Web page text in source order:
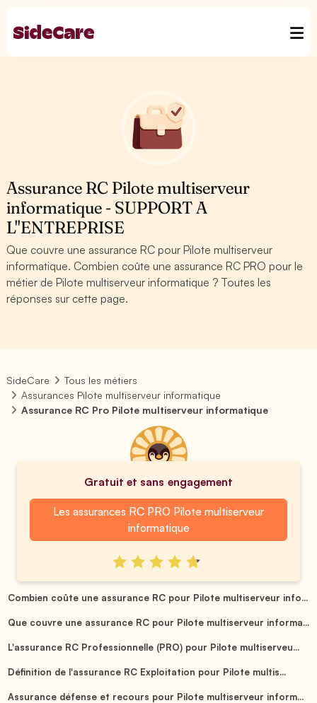
Assurance RC Pilote multiserveur
informatique - SUPPORT A
L''ENTREPRISE
Que couvre une assurance RC pour Pilote multiserveur
informatique. Combien coûte une assurance RC PRO pour le
métier de Pilote multiserveur informatique ? Toutes les
réponses sur cette page.
SideCare
Tous les métiers
Assurances Pilote multiserveur informatique
Assurance RC Pro Pilote multiserveur informatique
Gratuit et sans engagement
Les assurances RC PRO Pilote multiserveur
informatique
Combien coûte une assurance RC pour Pilote multiserveur info...
Que couvre une assurance RC pour Pilote multiserveur informa...
L'assurance RC Professionnelle (PRO) pour Pilote multiserveu...
Définition de l'assurance RC Exploitation pour Pilote multis...
Assurance défense et recours pour Pilote multiserveur inform...